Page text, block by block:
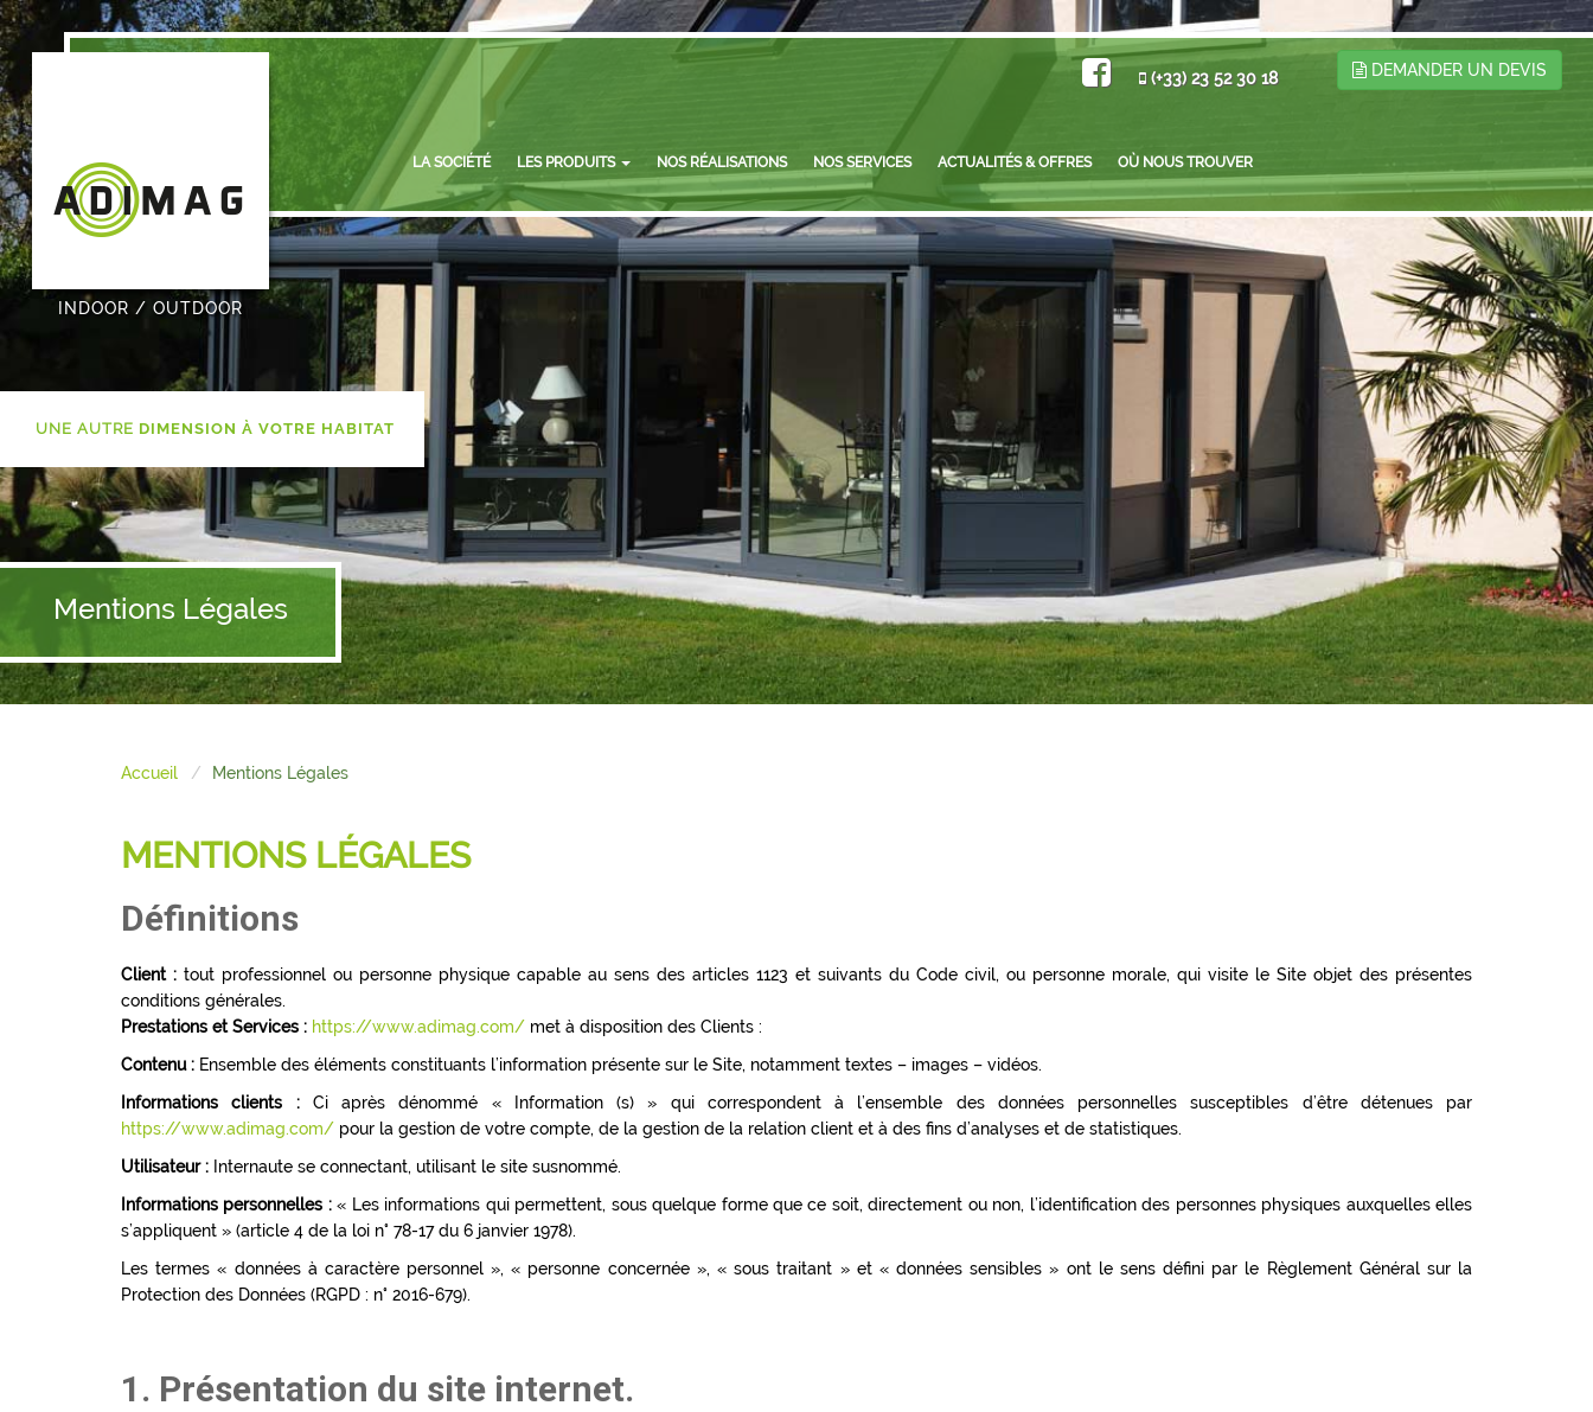
INDOOR / OUTDOOR
(+33) 23 52 30 18 DEMANDER UN DEVIS
LA SOCIÉTÉ LES PRODUITS NOS RÉALISATIONS NOS SERVICES ACTUALITÉS & OFFRES OÙ NOUS TROUVER
UNE AUTRE DIMENSION À VOTRE HABITAT
Mentions Légales
Accueil Mentions Légales
MENTIONS LÉGALES
Définitions
Client : tout professionnel ou personne physique capable au sens des articles 1123 et suivants du Code civil, ou personne morale, qui visite le Site objet des présentes
conditions générales.
Prestations et Services : https://www.adimag.com/ met à disposition des Clients :
Contenu : Ensemble des éléments constituants l’information présente sur le Site, notamment textes – images – vidéos.
Informations clients :Ci après dénommé « Information (s) » qui correspondent à l’ensemble des données personnelles susceptibles d’être détenues par
https://www.adimag.com/ pour la gestion de votre compte, de la gestion de la relation client et à des fins d’analyses et de statistiques.
Utilisateur : Internaute se connectant, utilisant le site susnommé.
Informations personnelles :« Les informations qui permettent, sous quelque forme que ce soit, directement ou non, l’identification des personnes physiques auxquelles elles
s’appliquent » (article 4 de la loi n° 78-17 du 6 janvier 1978).
Les termes « données à caractère personnel », « personne concernée », « sous traitant » et « données sensibles » ont le sens défini par le Règlement Général sur la
Protection des Données (RGPD : n° 2016-679).
1. Présentation du site internet.